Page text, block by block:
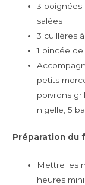
3 poignées
salées
3 cuillères
1 pincée de
petits
poivrons
nigelle, 5
Préparation du
Mettre les
heures